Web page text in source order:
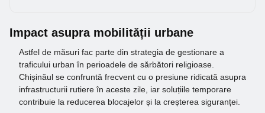
Impact asupra mobilității urbane
Astfel de măsuri fac parte din strategia de gestionare a
traficului urban în perioadele de sărbători religioase.
Chișinăul se confruntă frecvent cu o presiune ridicată asupra
infrastructurii rutiere în aceste zile, iar soluțiile temporare
contribuie la reducerea blocajelor și la creșterea siguranței.